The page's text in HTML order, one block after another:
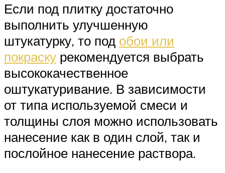
Если под плитку достаточно
выполнить улучшенную
штукатурку, то под обои или
покраску рекомендуется выбрать
высококачественное
оштукатуривание. В зависимости
от типа используемой смеси и
толщины слоя можно использовать
нанесение как в один слой, так и
послойное нанесение раствора.